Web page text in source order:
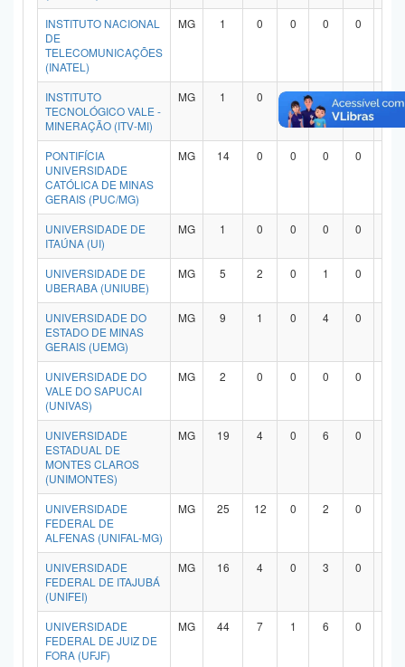
INSTITUTO NACIONAL
DE
TELECOMUNICAÇÕES
(INATEL)
MG 1 0 0 0 0
INSTITUTO
TECNOLÓGICO VALE -
MINERAÇÃO (ITV-MI)
MG 1 0 0 1 0 0
PONTIFÍCIA
UNIVERSIDADE
CATÓLICA DE MINAS
GERAIS (PUC/MG)
MG 14 0 0 0 0
UNIVERSIDADE DE
ITAÚNA (UI)
MG 1 0 0 0 0
UNIVERSIDADE DE
UBERABA (UNIUBE)
MG 5 2 0 1 0
UNIVERSIDADE DO
ESTADO DE MINAS
GERAIS (UEMG)
MG 9 1 0 4 0
UNIVERSIDADE DO
VALE DO SAPUCAI
(UNIVAS)
MG 2 0 0 0 0
UNIVERSIDADE
ESTADUAL DE
MONTES CLAROS
(UNIMONTES)
MG 19 4 0 6 0
UNIVERSIDADE
FEDERAL DE
ALFENAS (UNIFAL-MG)
MG 25 12 0 2 0
UNIVERSIDADE
FEDERAL DE ITAJUBÁ
(UNIFEI)
MG 16 4 0 3 0
UNIVERSIDADE
FEDERAL DE JUIZ DE
FORA (UFJF)
MG 44 7 1 6 0